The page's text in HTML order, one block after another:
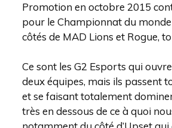
Promotion en octobre 2015
pour le Championnat du
côtés de MAD Lions et Rogue,
Ce sont les G2 Esports qui
deux équipes, mais ils passent
et se faisant totalement
très en dessous de ce à quoi